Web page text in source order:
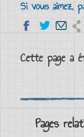
Si vous aimez,
Cette page a
Pages